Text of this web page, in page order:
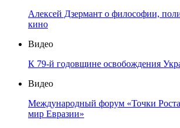
Алексей Дзермант о философии,
кино
Видео
К 79-й годовщине освобождения
Видео
Международный форум «Точки
мир Евразии»